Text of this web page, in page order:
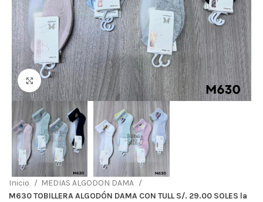
Haga Click para agrandar
Inicio
MEDIAS ALGODON DAMA
M630 TOBILLERA ALGODÓN DAMA CON TULL S/. 29.00 SOLES la